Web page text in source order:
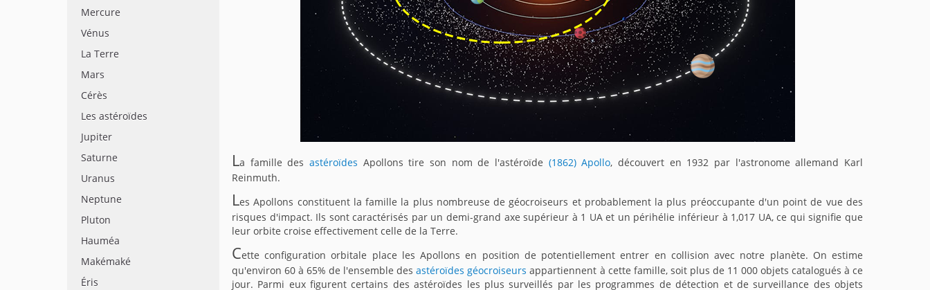
Mercure
Vénus
La Terre
Mars
Cérès
Les astéroïdes
Jupiter
Saturne
Uranus
Neptune
Pluton
Hauméa
Makémaké
Éris
La famille des astéroïdes Apollons tire son nom de l'astéroïde (1862) Apollo, découvert en 1932 par l'astronome allemand Karl
Reinmuth.
Les Apollons constituent la famille la plus nombreuse de géocroiseurs et probablement la plus préoccupante d'un point de vue des
risques d'impact. Ils sont caractérisés par un demi-grand axe supérieur à 1 UA et un périhélie inférieur à 1,017 UA, ce qui signifie que
leur orbite croise effectivement celle de la Terre.
Cette configuration orbitale place les Apollons en position de potentiellement entrer en collision avec notre planète. On estime
qu'environ 60 à 65% de l'ensemble desastéroïdes géocroiseurs appartiennent à cette famille, soit plus de 11 000 objets catalogués à ce
jour. Parmi eux figurent certains des astéroïdes les plus surveillés par les programmes de détection et de surveillance des objets